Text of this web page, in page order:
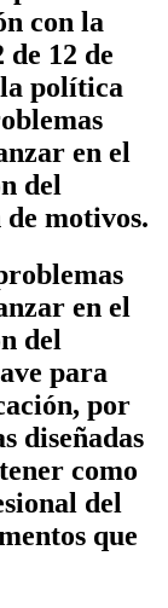
con la
de 12 de
política
en el
del
de motivos.
en el
del
para
por
diseñadas
como
del
que